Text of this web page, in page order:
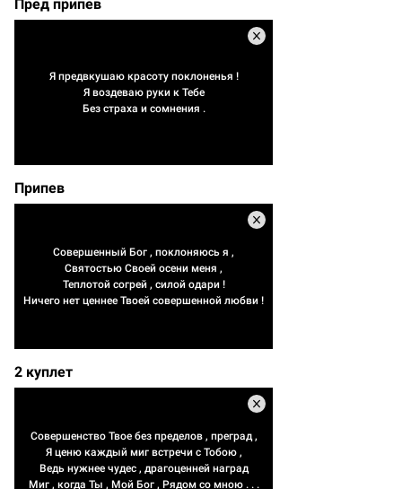
Пред припев
Я предвкушаю красоту поклоненья !
Я воздеваю руки к Тебе
Без страха и сомнения .
Припев
Совершенный Бог , поклоняюсь я ,
Святостью Своей осени меня ,
Теплотой согрей , силой одари !
Ничего нет ценнее Твоей совершенной любви !
2 куплет
Совершенство Твое без пределов , преград ,
Я ценю каждый миг встречи с Тобою ,
Ведь нужнее чудес , драгоценней наград
Миг , когда Ты , Мой Бог , Рядом со мною . . .